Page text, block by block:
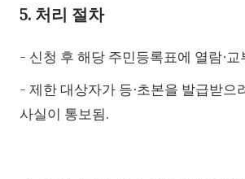
5. 처리 절차
- 신청 후 해당 주민등록표에 열람∙
- 제한 대상자가 등∙초본을 발급받으
사실이 통보됨.